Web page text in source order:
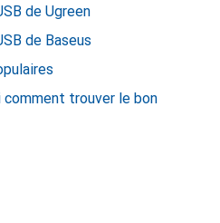
de Ugreen
de Baseus
comment trouver le bon